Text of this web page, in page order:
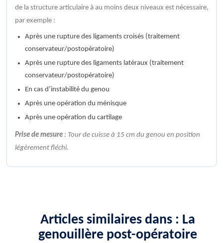
de la structure articulaire à au moins deux niveaux est nécessaire,
par exemple :
Après une rupture des ligaments croisés (traitement
conservateur/postopératoire)
Après une rupture des ligaments latéraux (traitement
conservateur/postopératoire)
En cas d’instabilité du genou
Après une opération du ménisque
Après une opération du cartilage
Prise de mesure: Tour de cuisse à 15 cm du genou en position
légèrement fléchi.
Articles similaires dans : La
genouillère post-opératoire